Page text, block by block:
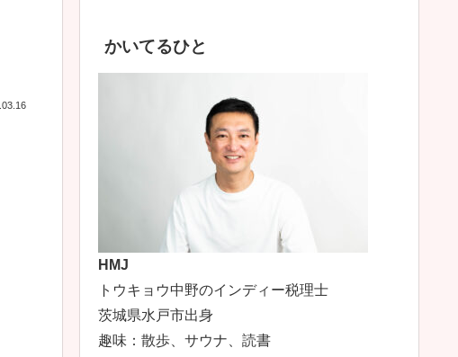
かいてるひと
HMJ
トウキョウ中野のインディー税理士
茨城県水戸市出身
趣味：散歩、サウナ、読書